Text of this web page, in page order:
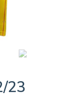
23